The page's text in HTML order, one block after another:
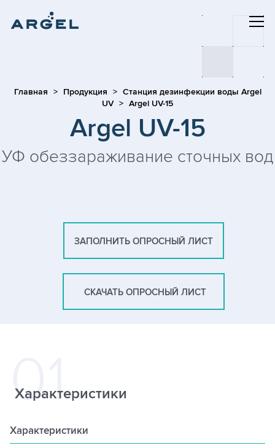
Главная Продукция
Станция дезинфекции воды Argel
UV
Argel UV-15
Argel UV-15
УФ обеззараживание сточных вод
ЗАПОЛНИТЬ ОПРОСНЫЙ ЛИСТ
СКАЧАТЬ ОПРОСНЫЙ ЛИСТ
Характеристики
Характеристики